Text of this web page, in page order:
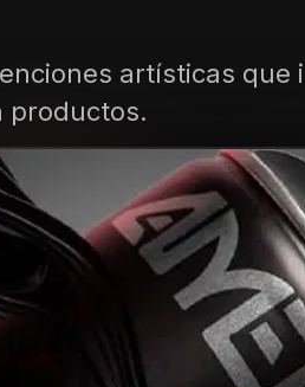
artísticas
productos.